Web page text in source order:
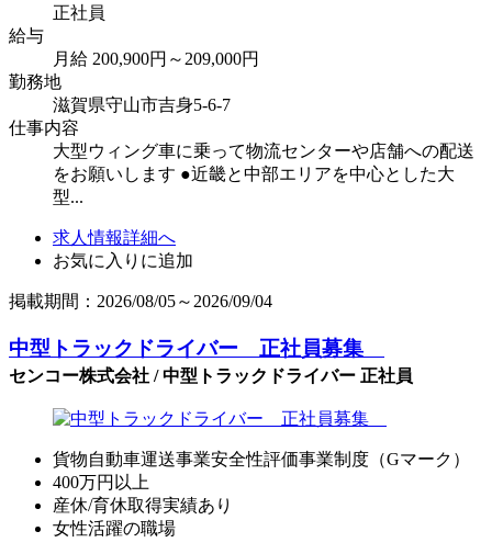
正社員
給与
月給 200,900円～209,000円
勤務地
滋賀県守山市吉身5-6-7
仕事内容
大型ウィング車に乗って物流センターや店舗への配送
をお願いします ●近畿と中部エリアを中心とした大
型...
求人情報詳細へ
お気に入りに追加
掲載期間：2026/08/05～2026/09/04
中型トラックドライバー 正社員募集
センコー株式会社 / 中型トラックドライバー 正社員
貨物自動車運送事業安全性評価事業制度（Gマーク）
400万円以上
産休/育休取得実績あり
女性活躍の職場